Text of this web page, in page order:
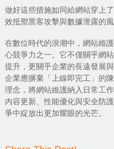
做好這些措施如同給網站穿上
效抵禦黑客攻擊與數據泄露的風
在數位時代的浪潮中，網站維
心競爭力之一。它不僅關乎網
提升，更關乎企業的長遠發展
企業應摒棄「上線即完工」的
理念，將網站維護納入日常工
內容更新、性能優化與安全防
爭中綻放出更加耀眼的光芒。